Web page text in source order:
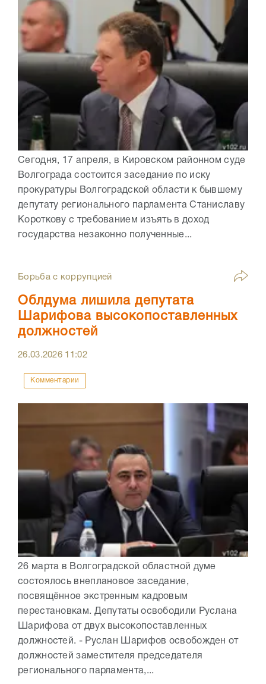
Сегодня, 17 апреля, в Кировском районном суде
Волгограда состоится заседание по иску
прокуратуры Волгоградской области к бывшему
депутату регионального парламента Станиславу
Короткову с требованием изъять в доход
государства незаконно полученные...
Борьба с коррупцией
Облдума лишила депутата
Шарифова высокопоставленных
должностей
26.03.2026 11:02
Комментарии
26 марта в Волгоградской областной думе
состоялось внеплановое заседание,
посвящённое экстренным кадровым
перестановкам. Депутаты освободили Руслана
Шарифова от двух высокопоставленных
должностей. - Руслан Шарифов освобожден от
должностей заместителя председателя
регионального парламента,...